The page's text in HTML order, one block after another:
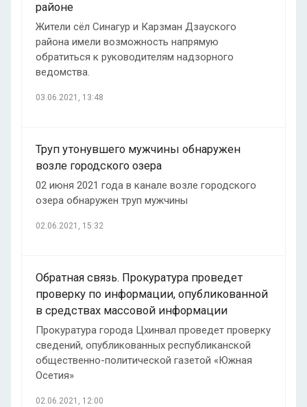
районе
Жители сёл Синагур и Карзман Дзауского
района имели возможность напрямую
обратиться к руководителям надзорного
ведомства.
03.06.2021, 13:48
Труп утонувшего мужчины обнаружен
возле городского озера
02 июня 2021 года в канале возле городского
озера обнаружен труп мужчины
02.06.2021, 15:32
Обратная связь. Прокуратура проведет
проверку по информации, опубликованной
в средствах массовой информации
Прокуратура города Цхинвал проведет проверку
сведений, опубликованных республиканской
общественно-политической газетой «Южная
Осетия»
02.06.2021, 12:00